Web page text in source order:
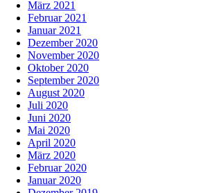
März 2021
Februar 2021
Januar 2021
Dezember 2020
November 2020
Oktober 2020
September 2020
August 2020
Juli 2020
Juni 2020
Mai 2020
April 2020
März 2020
Februar 2020
Januar 2020